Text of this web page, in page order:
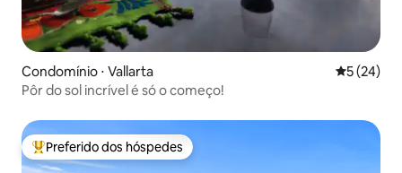
Condomínio ⋅ Vallarta 5 de uma
5 (24)
Pôr do sol incrível é só o começo!
Entre os melhores preferidos dos hóspedes
Preferido dos hóspedes